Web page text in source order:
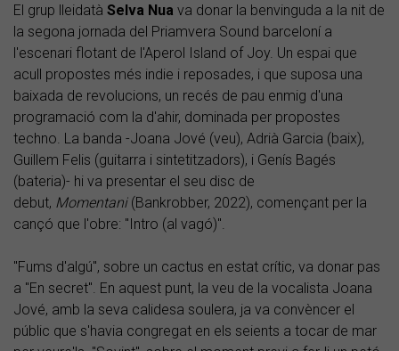
El grup lleidatà Selva Nua va donar la benvinguda a la nit de
la segona jornada del Priamvera Sound barceloní a
l'escenari flotant de l'Aperol Island of Joy. Un espai que
acull propostes més indie i reposades, i que suposa una
baixada de revolucions, un recés de pau enmig d'una
programació com la d'ahir, dominada per propostes
techno. La banda -Joana Jové (veu), Adrià Garcia (baix),
Guillem Felis (guitarra i sintetitzadors), i Genís Bagés
(bateria)- hi va presentar el seu disc de
debut, Momentani(Bankrobber, 2022), començant per la
cançó que l'obre: "Intro (al vagó)".
"Fums d'algú", sobre un cactus en estat crític, va donar pas
a "En secret". En aquest punt, la veu de la vocalista Joana
Jové, amb la seva calidesa soulera, ja va convèncer el
públic que s'havia congregat en els seients a tocar de mar